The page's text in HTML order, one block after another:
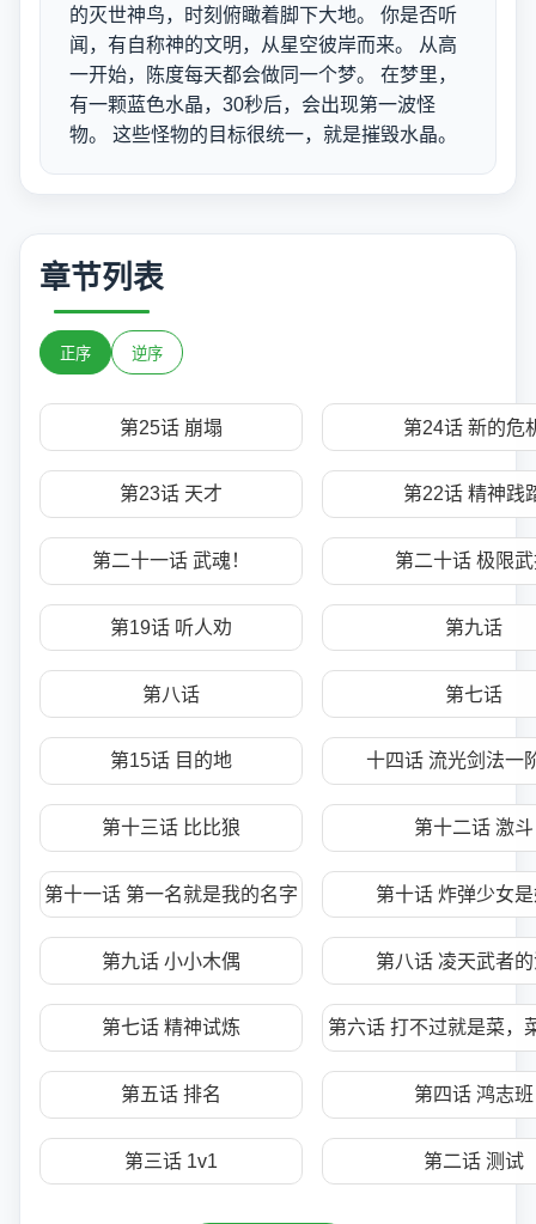
的灭世神鸟，时刻俯瞰着脚下大地。 你是否听
闻，有自称神的文明，从星空彼岸而来。 从高
一开始，陈度每天都会做同一个梦。 在梦里，
有一颗蓝色水晶，30秒后，会出现第一波怪
物。 这些怪物的目标很统一，就是摧毁水晶。
章节列表
正序 逆序
第25话 崩塌 第24话 新的危
第23话 天才 第22话 精神践
第二十一话 武魂！ 第二十话 极限
第19话 听人劝 第九话
第八话 第七话
第15话 目的地 十四话 流光剑法一
第十三话 比比狼 第十二话 激斗
第十一话 第一名就是我的名字 第十话 炸弹少女
第九话 小小木偶 第八话 凌天武者
第七话 精神试炼 第六话 打不过就是菜，
第五话 排名 第四话 鸿志班
第三话 1v1 第二话 测试